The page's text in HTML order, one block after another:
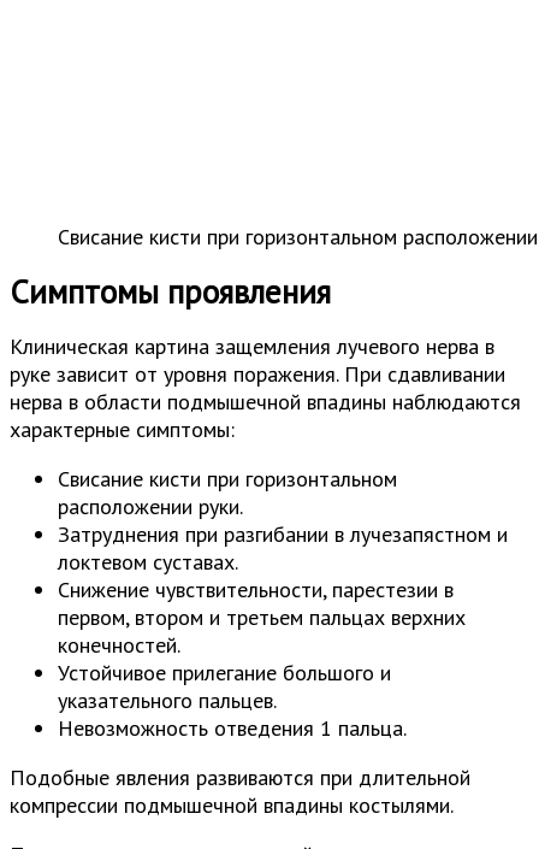
Свисание кисти при горизонтальном
Симптомы проявления
Клиническая картина защемления лучевого нерва в
руке зависит от уровня поражения. При сдавливании
нерва в области подмышечной впадины наблюдаются
характерные симптомы:
Свисание кисти при горизонтальном
расположении руки.
Затруднения при разгибании в лучезапястном и
локтевом суставах.
Снижение чувствительности, парестезии в
первом, втором и третьем пальцах верхних
конечностей.
Устойчивое прилегание большого и
указательного пальцев.
Невозможность отведения 1 пальца.
Подобные явления развиваются при длительной
компрессии подмышечной впадины костылями.